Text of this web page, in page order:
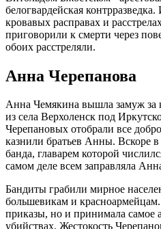
белогвардейская
кровавых расправах и
приговорили к смерти через
обоих расстреляли.
Анна Черепанова
Анна Чемякина вышла замуж за
из села Верхоленск под
Черепановых отобрали все
казнили братьев Анны. Вскоре в
банда, главарем которой
самом деле всем заправляла
Бандиты грабили мирное
большевикам и
приказы, но и принимала самое
убийствах. Жестокость